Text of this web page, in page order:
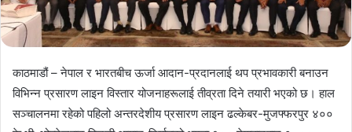
काठमाडौं – नेपाल र भारतबीच ऊर्जा आदान-प्रदानलाई थप प्रभावकारी बनाउन
विभिन्न प्रसारण लाइन विस्तार योजनाहरूलाई तीव्रता दिने तयारी भएको छ। हाल
सञ्चालनमा रहेको पहिलो अन्तरदेशीय प्रसारण लाइन ढल्केबर-मुजफ्फरपुर ४००